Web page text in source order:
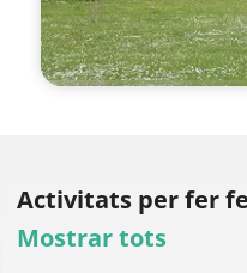
Activitats per fer
Mostrar tots